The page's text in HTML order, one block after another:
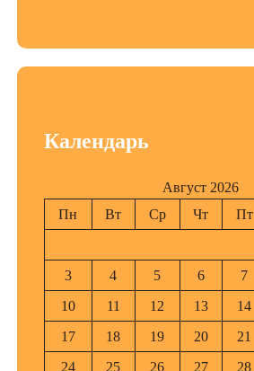
Календарь
Август 2026
Пн
Вт Ср Чт Пт
3
4 5 6 7
10
11 12 13 14
17
18 19 20 21
24
25 26 27 28